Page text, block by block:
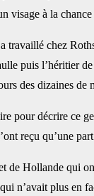
visage à la
travaillé chez
puis l’héritier
des dizaines de
pour décrire ce
reçu qu’une
de Hollande qui
n’avait plus en